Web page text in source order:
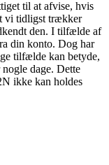
til at afvise, hvis
vi tidligst trækker
den. I tilfælde af
din konto. Dog har
tilfælde kan betyde,
dage. Dette
ikke kan holdes